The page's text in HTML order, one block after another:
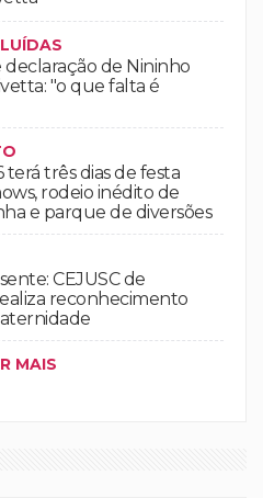
de Nininho
"o que falta é
terá três dias de festa
rodeio inédito de
e parque de diversões
CEJUSC de
reconhecimento
MAIS